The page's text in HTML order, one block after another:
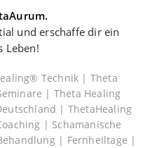
und erschaffe dir ein
Leben!
Technik | Theta
| Theta Healing
| ThetaHealing
| Schamanische
| Fernheiltage |